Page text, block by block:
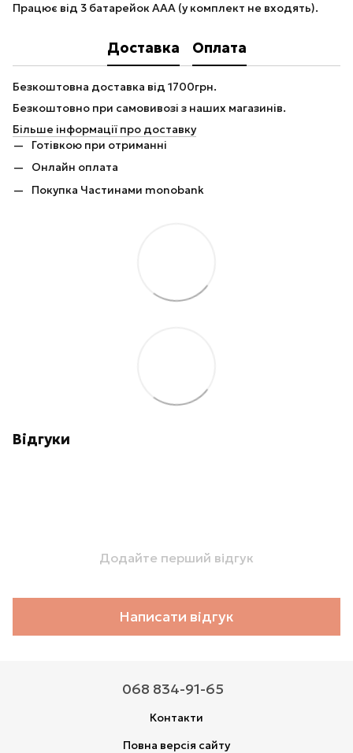
Працює від 3 батарейок ААА (у комплект не входять).
Доставка Оплата
Безкоштовна доставка від 1700грн.
Безкоштовно при самовивозі з наших магазинів.
Більше інформації про доставку
Готівкою при отриманні
Онлайн оплата
Покупка Частинами monobank
Відгуки
Додайте перший відгук
Написати відгук
068 834-91-65
Контакти
Повна версія сайту